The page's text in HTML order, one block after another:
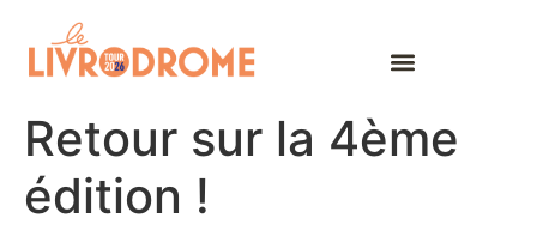
Retour sur la 4ème
édition !